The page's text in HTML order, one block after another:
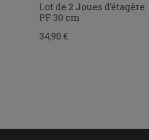
Lot de 2 Joues d’étagère
PF 30 cm
34,90 €